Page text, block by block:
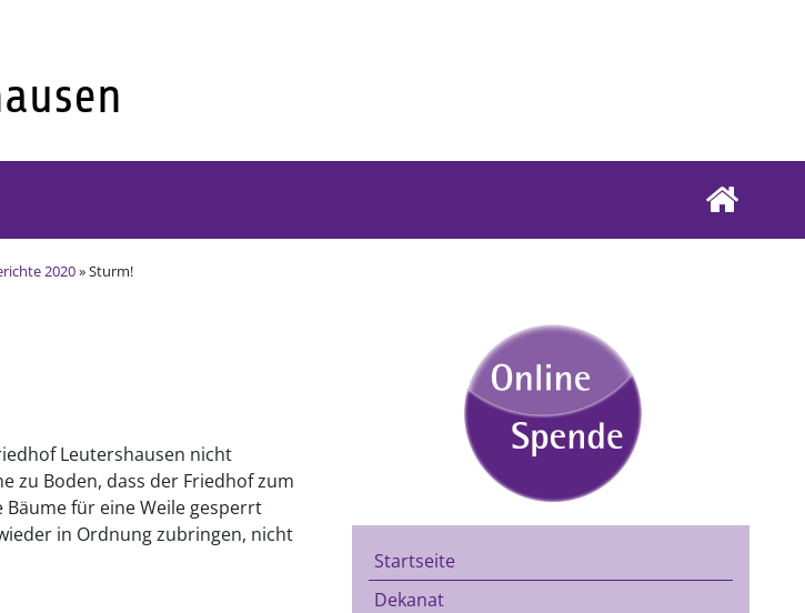
2020» Sturm!
Leutershausen nicht
zu Boden, dass der Friedhof zum
für eine Weile gesperrt
in Ordnung zubringen, nicht
Startseite
Dekanat